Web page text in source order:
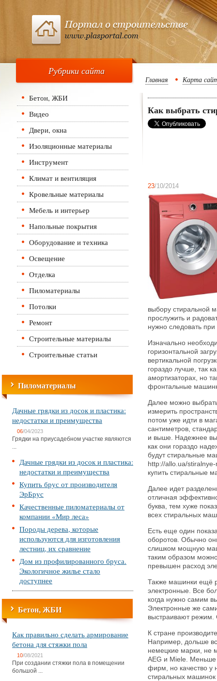
Рубрики сайта
Бетон, ЖБИ
Видео
Двери, окна
Изоляционные материалы
Инструмент
Климат и вентиляция
Кровельные материалы
Мебель и интерьер
Напольные покрытия
Оборудование и техника
Освещение
Отделка
Пиломатериалы
Потолки
Ремонт
Строительные материалы
Строительные статьи
Пиломатериалы
Дачные грядки из досок и пластика:
недостатки и преимущества
06/04/2023
Грядки на приусадебном участке являются
...
Дачные грядки из досок и пластика:
недостатки и преимущества
Купить брус от производителя
ЭрБрус
Качественные пиломатериалы от
компании «Мир леса»
Породы дерева, которые
используются для изготовления
лестниц, их сравнение
Дом из профилированного бруса.
Экологичное жилье стало
доступнее
Бетон, ЖБИ
Как правильно сделать армирование
бетона для стяжки пола
10/08/2021
При создании стяжки пола в помещении
большой ...
Главная Карта
Как выбрать
23/10/2014
выбору стиральной
прослужить и
нужно следовать
Изначально
горизонтальной
вертикальной
гораздо лучше, так
амортизаторах, но
фронтальные
Далее можно
измерить
потом уже идти в
сантиметров,
и выше. Надежнее
как они гораздо
будут стиральные
http://allo.ua/
купить стиральные
Далее идет
отличная
буква, тем хуже
всех стиральных
Есть еще один
оборотов. Обычно
слишком мощную
таким образом
превышен расход
Также машинки ещё
электронные. Все
когда нужно самим
Электронные же
выстраивают режим.
К стране
Например, дольше
немецкие марки, не
AEG и Miele. Меньше
фирм, но качество
стиральных машинок